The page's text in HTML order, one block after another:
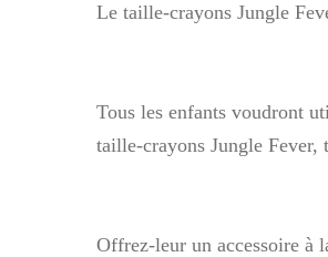
Le taille-crayons Jungle
Tous les enfants voudront
taille-crayons Jungle
Offrez-leur un accessoire à